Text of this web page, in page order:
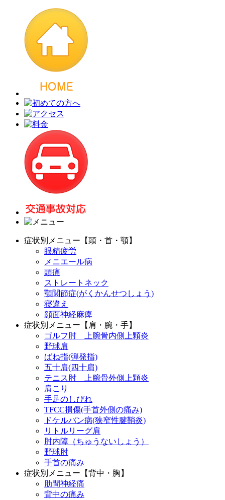
症状別メニュー【頭・首・顎】
眼精疲労
メニエール病
頭痛
ストレートネック
顎関節症(がくかんせつしょう)
寝違え
顔面神経麻痺
症状別メニュー【肩・腕・手】
ゴルフ肘 上腕骨内側上顆炎
野球肩
ばね指(弾発指)
五十肩(四十肩)
テニス肘 上腕骨外側上顆炎
肩こり
手足のしびれ
TFCC損傷(手首外側の痛み)
ドケルバン病(狭窄性腱鞘炎)
リトルリーグ肩
肘内障（ちゅうないしょう）
野球肘
手首の痛み
症状別メニュー【背中・胸】
肋間神経痛
背中の痛み